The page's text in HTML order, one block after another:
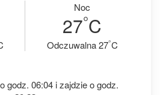
Noc
27°C
Odczuwalna 27°C
godz. 06:04 i zajdzie o godz.